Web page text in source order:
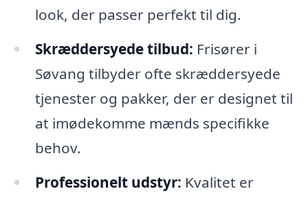
look, der passer perfekt til dig.
Skræddersyede tilbud: Frisører i
Søvang tilbyder ofte skræddersyede
tjenester og pakker, der er designet til
at imødekomme mænds specifikke
behov.
Professionelt udstyr: Kvalitet er